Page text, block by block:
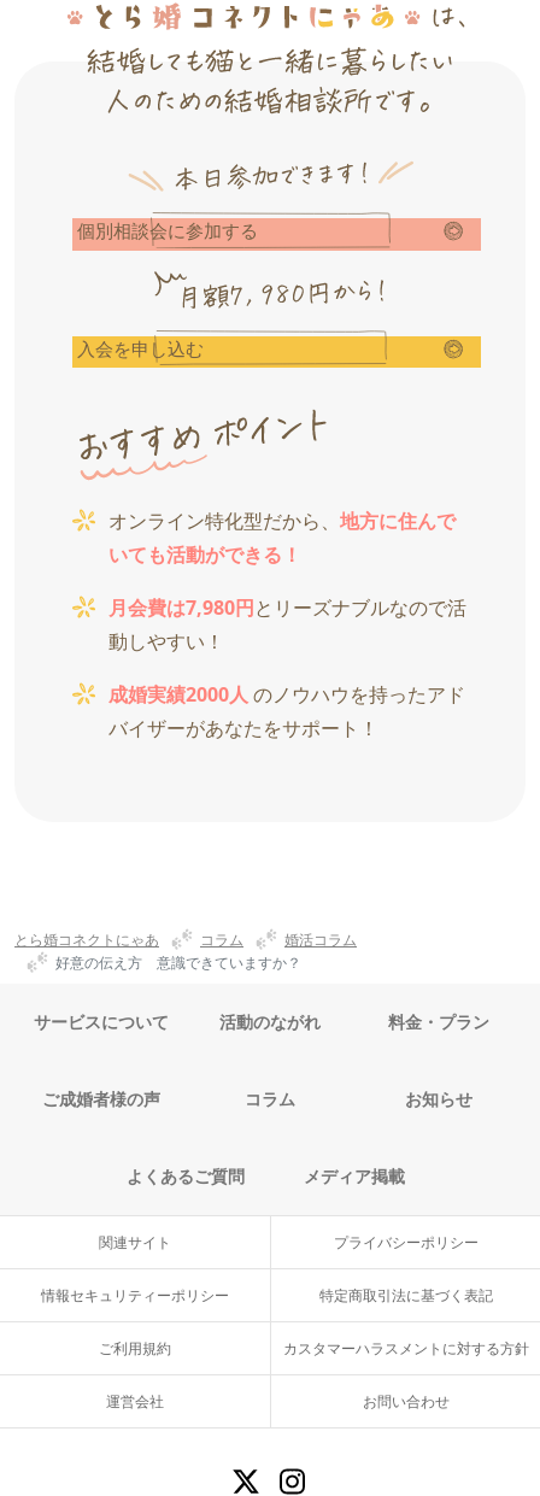
個別相談会に参加する
入会を申し込む
オンライン特化型だから、 地方に住んで
いても活動ができる！
月会費は7,980円とリーズナブルなので活
動しやすい！
成婚実績2000人 のノウハウを持ったアド
バイザーがあなたをサポート！
とら婚コネクトにゃあ コラム
婚活コラム
好意の伝え方 意識できていますか？
サービスについて 活動のながれ 料金・プラン
ご成婚者様の声 コラム お知らせ
よくあるご質問 メディア掲載
関連サイト プライバシーポリシー
情報セキュリティーポリシー 特定商取引法に基づく表記
ご利用規約 カスタマーハラスメントに対する方針
運営会社 お問い合わせ